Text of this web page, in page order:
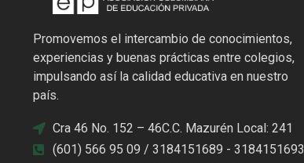
Promovemos el intercambio de conocimientos,
experiencias y buenas prácticas entre colegios,
impulsando así la calidad educativa en nuestro
país.
Cra 46 No. 152 – 46C.C. Mazurén Local: 241
(601) 566 95 09 / 3184151689 - 3184151693